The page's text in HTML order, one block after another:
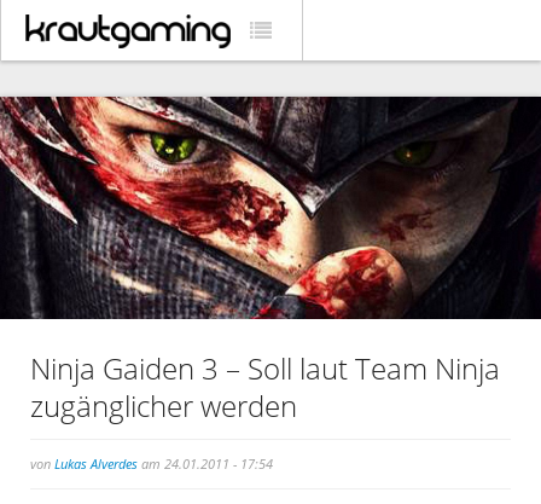
Ninja Gaiden 3 – Soll laut Team Ninja
zugänglicher werden
von Lukas Alverdes am 24.01.2011 - 17:54